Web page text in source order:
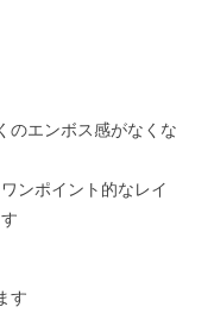
のエンボス感がなくな
ンポイント的なレイ
す